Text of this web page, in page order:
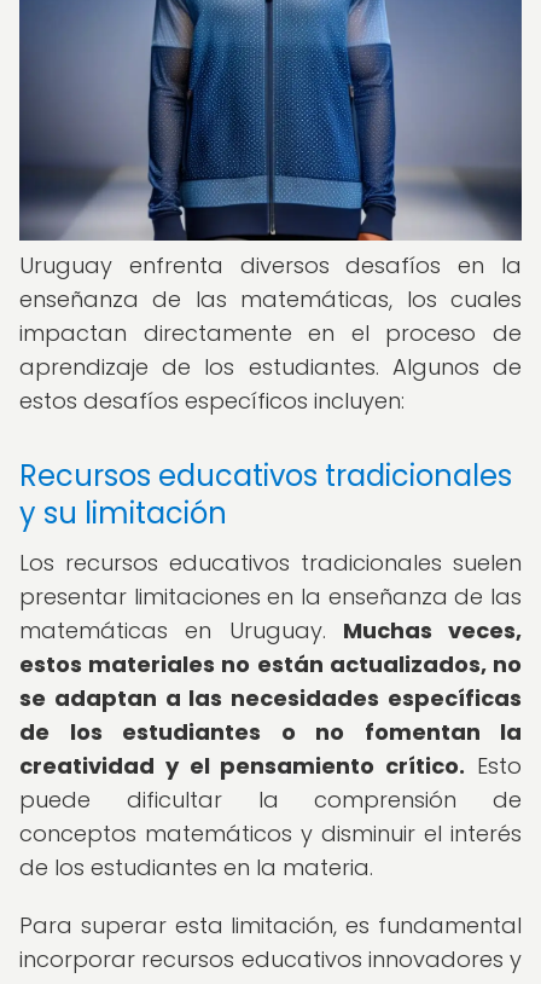
Uruguay enfrenta diversos desafíos en la
enseñanza de las matemáticas, los cuales
impactan directamente en el proceso de
aprendizaje de los estudiantes. Algunos de
estos desafíos específicos incluyen:
Recursos educativos tradicionales
y su limitación
Los recursos educativos tradicionales suelen
presentar limitaciones en la enseñanza de las
matemáticas en Uruguay. Muchas veces,
estos materiales no están actualizados, no
se adaptan a las necesidades específicas
de los estudiantes o no fomentan la
creatividad y el pensamiento crítico. Esto
puede dificultar la comprensión de
conceptos matemáticos y disminuir el interés
de los estudiantes en la materia.
Para superar esta limitación, es fundamental
incorporar recursos educativos innovadores y